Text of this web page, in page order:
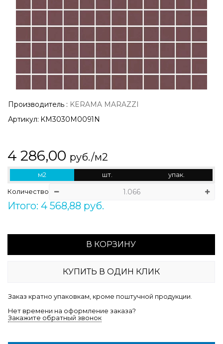
Производитель : KERAMA MARAZZI
Артикул: KM3030M0091N
4 286,00 руб./м2
м2 шт. упак.
Количество
Итого: 4 568,88 руб.
В КОРЗИНУ
КУПИТЬ В ОДИН КЛИК
Заказ кратно упаковкам, кроме поштучной продукции.
Нет времени на оформление заказа?
Закажите обратный звонок